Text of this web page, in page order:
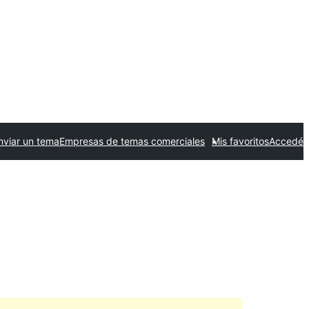
un temaEmpresas de temas comerciales Mis favoritosAccedé